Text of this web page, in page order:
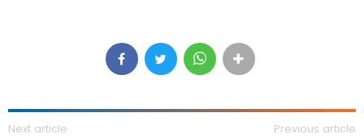
Next article Previous article